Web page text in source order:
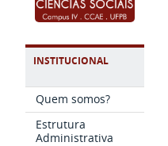
INSTITUCIONAL
Quem somos?
Estrutura
Administrativa